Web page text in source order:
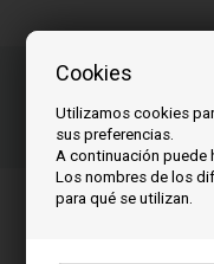
Cookies
Utilizamos cookies
sus preferencias.
A continuación puede
Los nombres de los
para qué se utilizan.
Ordene su(s)
03